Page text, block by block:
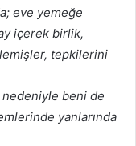
eve yemeğe
içerek birlik,
tepkilerini
beni de
yanlarında